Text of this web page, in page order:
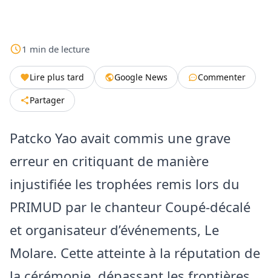
1 min de lecture
Lire plus tard Google News
Commenter
Partager
Patcko Yao avait commis une grave
erreur en critiquant de manière
injustifiée les trophées remis lors du
PRIMUD par le chanteur Coupé-décalé
et organisateur d’événements, Le
Molare. Cette atteinte à la réputation de